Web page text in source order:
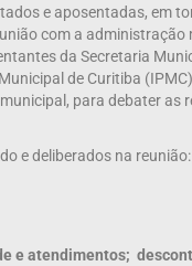
e aposentadas, em
com a
da Secretaria
de Curitiba
para debater as
e deliberados na reunião:
e atendimentos;